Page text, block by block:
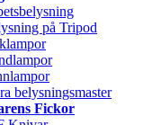
på Tripod
belysningsmaster
Fickor